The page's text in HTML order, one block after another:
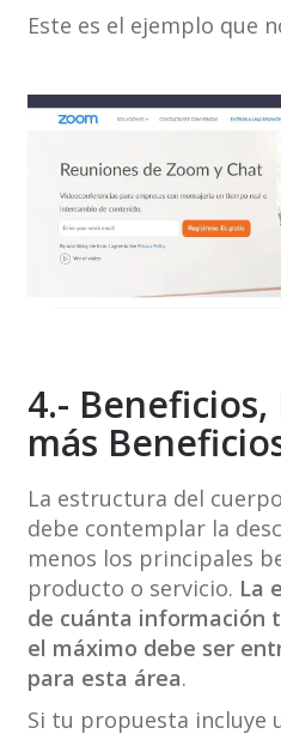
Este es el ejemplo que
4.-
más
La estructura del
debe contemplar la
menos los principales
producto o servicio. La
de cuánta información
el máximo debe ser
para esta área.
Si tu propuesta incluye